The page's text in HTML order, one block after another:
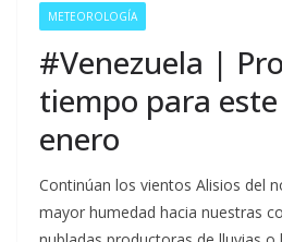
METEOROLOGÍA
#Venezuela |
tiempo para
enero
Continúan los vientos Alisios del
mayor humedad hacia nuestras